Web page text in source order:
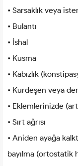
• Sarsaklık veya
• Bulantı
• İshal
• Kusma
• Kabızlık
• Kurdeşen veya
• Eklemlerinizde
• Sırt ağrısı
• Aniden ayağa
bayılma (ortostatik